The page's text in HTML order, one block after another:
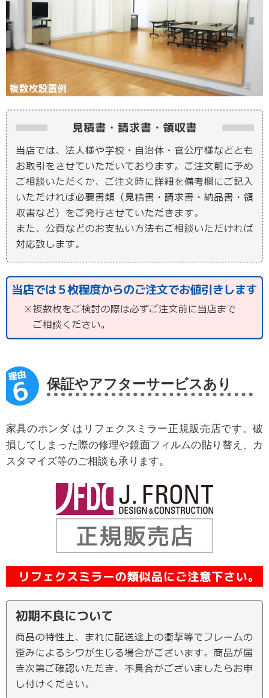
保証やアフターサービスあり
家具のホンダ はリフェクスミラー正規販売店です。破
損してしまった際の修理や鏡面フィルムの貼り替え、カ
スタマイズ等のご相談も承ります。